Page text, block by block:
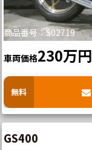
商品番号：S02719
車両価格230万円
無料
GS400